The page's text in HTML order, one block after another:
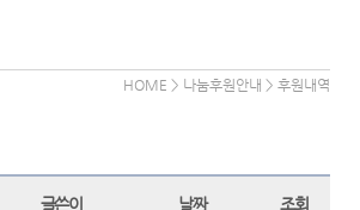
HOME > 나눔후원안내 > 후원내역
글쓴이 날짜 조회